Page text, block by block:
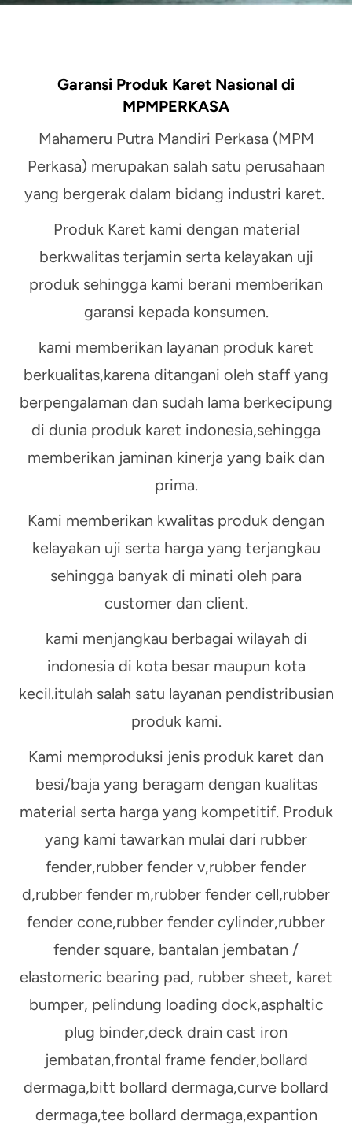
Garansi Produk Karet Nasional di
MPMPERKASA
Mahameru Putra Mandiri Perkasa (MPM
Perkasa) merupakan salah satu perusahaan
yang bergerak dalam bidang industri karet.
Produk Karet kami dengan material
berkwalitas terjamin serta kelayakan uji
produk sehingga kami berani memberikan
garansi kepada konsumen.
kami memberikan layanan produk karet
berkualitas,karena ditangani oleh staff yang
berpengalaman dan sudah lama berkecipung
di dunia produk karet indonesia,sehingga
memberikan jaminan kinerja yang baik dan
prima.
Kami memberikan kwalitas produk dengan
kelayakan uji serta harga yang terjangkau
sehingga banyak di minati oleh para
customer dan client.
kami menjangkau berbagai wilayah di
indonesia di kota besar maupun kota
kecil.itulah salah satu layanan pendistribusian
produk kami.
Kami memproduksi jenis produk karet dan
besi/baja yang beragam dengan kualitas
material serta harga yang kompetitif. Produk
yang kami tawarkan mulai dari rubber
fender,rubber fender v,rubber fender
d,rubber fender m,rubber fender cell,rubber
fender cone,rubber fender cylinder,rubber
fender square, bantalan jembatan /
elastomeric bearing pad, rubber sheet, karet
bumper, pelindung loading dock,asphaltic
plug binder,deck drain cast iron
jembatan,frontal frame fender,bollard
dermaga,bitt bollard dermaga,curve bollard
dermaga,tee bollard dermaga,expantion